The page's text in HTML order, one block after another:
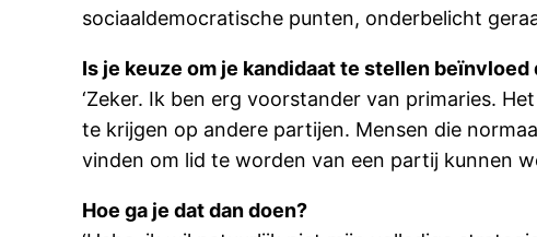
sociaaldemocratische punten, onderbelicht
Is je keuze om je kandidaat te stellen
‘Zeker. Ik ben erg voorstander van primaries.
te krijgen op andere partijen. Mensen die
vinden om lid te worden van een partij kunnen
Hoe ga je dat dan doen?